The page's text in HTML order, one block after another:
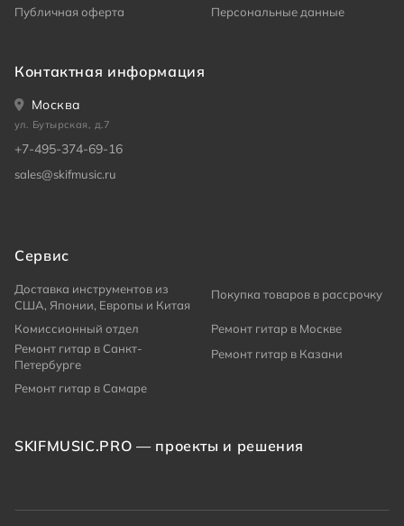
Публичная оферта
Персональные данные
Контактная информация
Москва
ул. Бутырская, д.7
+7-495-374-69-16
sales@skifmusic.ru
Сервис
Доставка инструментов из
США, Японии, Европы и Китая
Покупка товаров в рассрочку
Комиссионный отдел
Ремонт гитар в Москве
Ремонт гитар в Санкт-
Петербурге
Ремонт гитар в Казани
Ремонт гитар в Самаре
SKIFMUSIC.PRO — проекты и решения